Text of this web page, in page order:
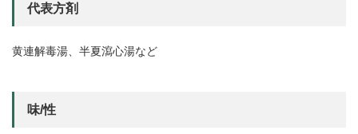
代表方剤
黄連解毒湯、半夏瀉心湯など
味/性